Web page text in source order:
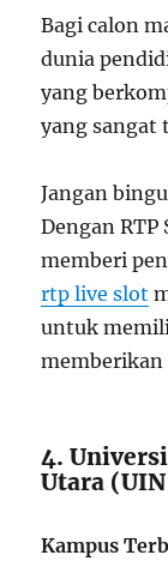
Bagi calon
dunia
yang
yang sangat
Jangan
Dengan
memberi
rtp live slot
untuk
4.
Utara
Kampus